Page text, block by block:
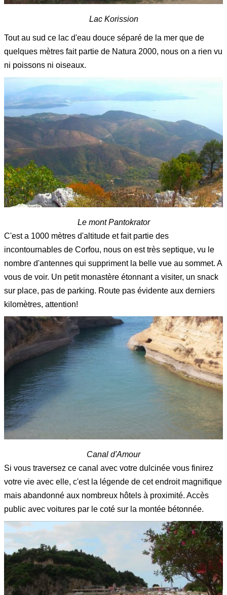
Lac Korission
Tout au sud ce lac d'eau douce séparé de la mer que de
quelques mètres fait partie de Natura 2000, nous on a rien vu
ni poissons ni oiseaux.
Le mont Pantokrator
C'est a 1000 mètres d'altitude et fait partie des
incontournables de Corfou, nous on est très septique, vu le
nombre d'antennes qui suppriment la belle vue au sommet. A
vous de voir. Un petit monastère étonnant a visiter, un snack
sur place, pas de parking. Route pas évidente aux derniers
kilomètres, attention!
Canal d'Amour
Si vous traversez ce canal avec votre dulcinée vous finirez
votre vie avec elle, c'est la légende de cet endroit magnifique
mais abandonné aux nombreux hôtels à proximité. Accès
public avec voitures par le coté sur la montée bétonnée.